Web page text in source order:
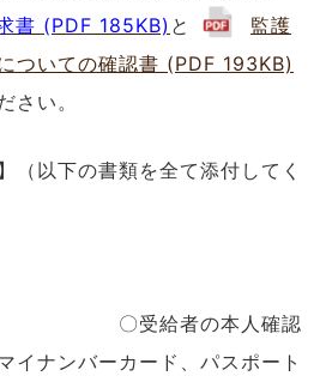
書 (PDF 185KB) と
監護
ついての確認書 (PDF 193KB)
さい。
（以下の書類を全て添付してく
い）
の本人確認
イナンバーカード、パスポート